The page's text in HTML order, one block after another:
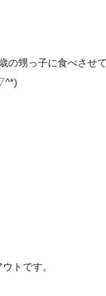
甥っ子に食べさせて
トです。